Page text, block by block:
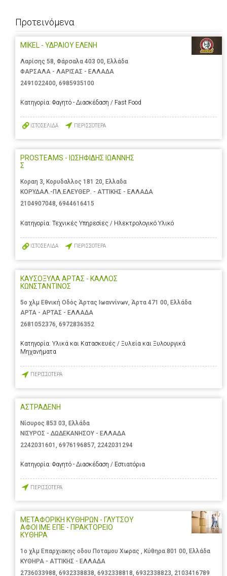
Προτεινόμενα
MIKEL - ΥΔΡΑΙΟΥ ΕΛΕΝΗ
Λαρίσης 58, Φάρσαλα 403 00, Ελλάδα
ΦΑΡΣΑΛΑ - ΛΑΡΙΣΑΣ - ΕΛΛΑΔΑ
2491022400, 6985935100
Κατηγορία: Φαγητό - Διασκέδαση / Fast Food
ΙΣΤΟΣΕΛΙΔΑ ΠΕΡΙΣΣΟΤΕΡΑ
PROSTEAMS - ΙΩΣΗΦΙΔΗΣ ΙΩΑΝΝΗΣ
Σ
Κοραη 3, Κορυδαλλος 181 20, Ελλαδα
ΚΟΡΥΔΑΛ.-ΠΛ.ΕΛΕΥΘΕΡ. - ΑΤΤΙΚΗΣ - ΕΛΛΑΔΑ
2104907048, 6944616415
Κατηγορία: Τεχνικές Υπηρεσίες / Ηλεκτρολογικό Υλικό
ΙΣΤΟΣΕΛΙΔΑ ΠΕΡΙΣΣΟΤΕΡΑ
ΚΑΥΣΟΞΥΛΑ ΑΡΤΑΣ - ΚΑΛΛΟΣ
ΚΩΝΣΤΑΝΤΙΝΟΣ
5ο χλμ Εθνική Οδός Άρτας Ιωαννίνων, Άρτα 471 00, Ελλάδα
ΑΡΤΑ - ΑΡΤΑΣ - ΕΛΛΑΔΑ
2681052376 6972836352
Κατηγορία: Υλικά και Κατασκευές / Ξυλεία και Ξυλουργικά
Μηχανήματα
ΠΕΡΙΣΣΟΤΕΡΑ
ΑΣΤΡΑΔΕΝΗ
Νίσυρος 853 03, Ελλάδα
ΝΙΣΥΡΟΣ - ΔΩΔΕΚΑΝΗΣΟΥ - ΕΛΛΑΔΑ
2242031601 , 6976196857, 2242031294
Κατηγορία: Φαγητό - Διασκέδαση / Εστιατόρια
ΠΕΡΙΣΣΟΤΕΡΑ
ΜΕΤΑΦΟΡΙΚΗ ΚΥΘΗΡΩΝ - ΓΛΥΤΣΟΥ
ΑΦΟΙ ΙΜΕ ΕΠΕ - ΠΡΑΚΤΟΡΕΙΟ
ΚΥΘΗΡΑ
1ο χλμ Επαρχιακης οδου Ποταμου Χωρας , Κύθηρα 801 00, Ελλάδα
ΚΥΘΗΡΑ - ΑΤΤΙΚΗΣ - ΕΛΛΑΔΑ
2736033988, 6932338838, 6932338818, 6932338823, 2103416789